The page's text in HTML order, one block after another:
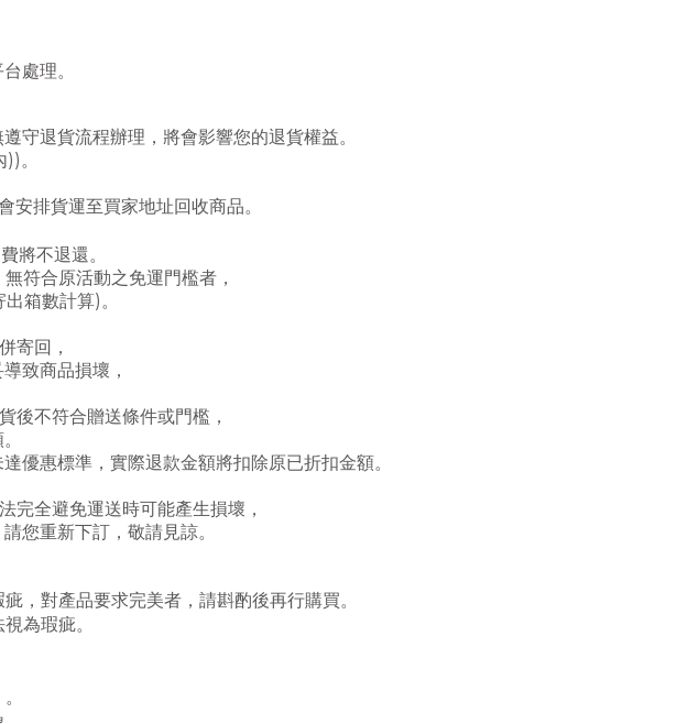
處理。
守退貨流程辦理，將會影響您的退貨權益。
。
安排貨運至買家地址回收商品。
將不退還。
符合原活動之免運門檻者，
箱數計算)。
寄回，
致商品損壞，
後不符合贈送條件或門檻，
。
優惠標準， 實際退款金額將扣除原已折扣金額。
完全避免運送時可能產生損壞，
您重新下訂， 敬請見諒。
，對產品要求完美者，請斟酌後再行購買。
為瑕疵。